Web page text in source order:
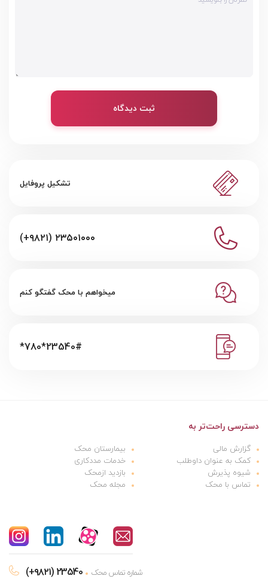
ثبت دیدگاه
تشکیل پروفایل
(+۹۸۲۱) ۲۳۵۰۱۰۰۰
میخواهم با محک گفتگو کنم
*780*23540#
دسترسی راحت‌تر به
گزارش مالی
بیمارستان محک
کمک به عنوان داوطلب
خدمات مددکاری
شیوه پذیرش
بازدید ازمحک
تماس با محک
مجله محک
(+۹۸۲۱) 23540 شماره تماس محک